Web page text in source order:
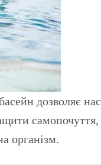
самопочуття,
організм.